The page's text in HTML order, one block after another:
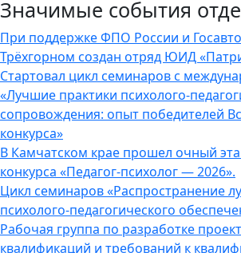
Значимые события
При поддержке ФПО России и
Трёхгорном создан отряд ЮИД
Стартовал цикл семинаров с
«Лучшие практики психолого-
сопровождения: опыт победителей
конкурса»
В Камчатском крае прошел очный
конкурса «Педагог-психолог — 2026».
Цикл семинаров «Распространение
психолого-педагогического
Рабочая группа по разработке
квалификаций и требований к